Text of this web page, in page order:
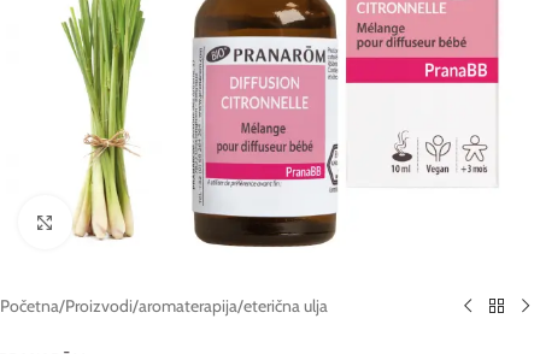
Click to enlarge
Početna/Proizvodi/aromaterapija/eterična ulja